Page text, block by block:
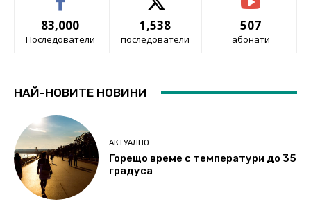
83,000
Последователи
1,538
последователи
507
абонати
НАЙ-НОВИТЕ НОВИНИ
АКТУАЛНО
Горещо време с температури до 35
градуса